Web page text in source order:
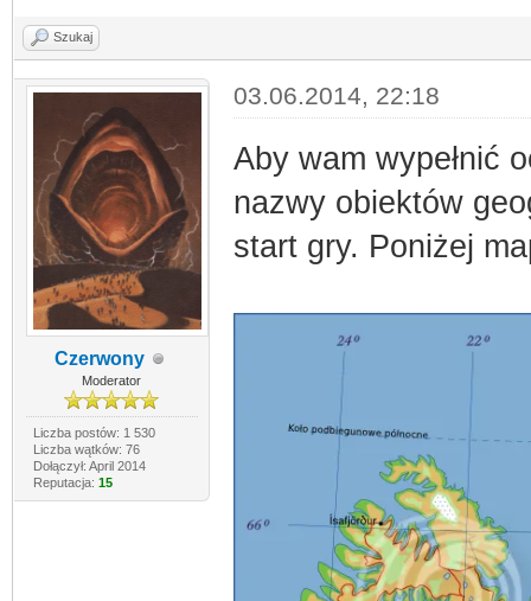
Szukaj
Czerwony
Moderator
Liczba postów: 1 530
Liczba wątków: 76
Dołączył: April 2014
Reputacja: 15
03.06.2014, 22:18
Aby wam wypełnić
nazwy obiektów
start gry. Poniżej